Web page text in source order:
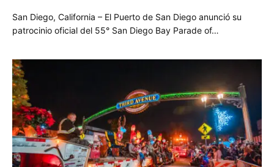
San Diego, California – El Puerto de San Diego anunció su
patrocinio oficial del 55° San Diego Bay Parade of…